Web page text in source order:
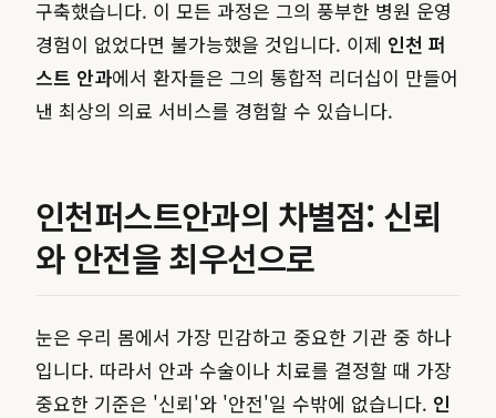
구축했습니다. 이 모든 과정은 그의 풍부한 병원 운영
경험이 없었다면 불가능했을 것입니다. 이제 인천 퍼
스트 안과에서 환자들은 그의 통합적 리더십이 만들어
낸 최상의 의료 서비스를 경험할 수 있습니다.
인천퍼스트안과의 차별점: 신뢰
와 안전을 최우선으로
눈은 우리 몸에서 가장 민감하고 중요한 기관 중 하나
입니다. 따라서 안과 수술이나 치료를 결정할 때 가장
중요한 기준은 '신뢰'와 '안전'일 수밖에 없습니다. 인